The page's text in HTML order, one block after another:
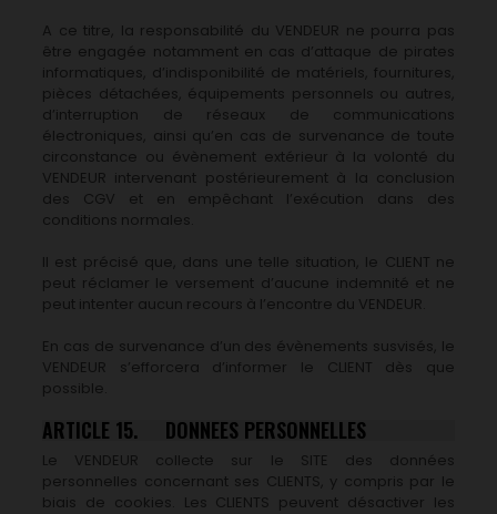
A ce titre, la responsabilité du VENDEUR ne pourra pas
être engagée notamment en cas d’attaque de pirates
informatiques, d’indisponibilité de matériels, fournitures,
pièces détachées, équipements personnels ou autres,
d’interruption de réseaux de communications
électroniques, ainsi qu’en cas de survenance de toute
circonstance ou évènement extérieur à la volonté du
VENDEUR intervenant postérieurement à la conclusion
des CGV et en empêchant l’exécution dans des
conditions normales.
Il est précisé que, dans une telle situation, le CLIENT ne
peut réclamer le versement d’aucune indemnité et ne
peut intenter aucun recours à l’encontre du VENDEUR.
En cas de survenance d’un des évènements susvisés, le
VENDEUR s’efforcera d’informer le CLIENT dès que
possible.
ARTICLE 15. DONNEES PERSONNELLES
Le VENDEUR collecte sur le SITE des données
personnelles concernant ses CLIENTS, y compris par le
biais de cookies. Les CLIENTS peuvent désactiver les